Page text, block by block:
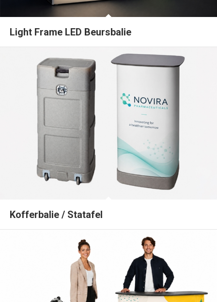
Light Frame LED Beursbalie
Kofferbalie / Statafel